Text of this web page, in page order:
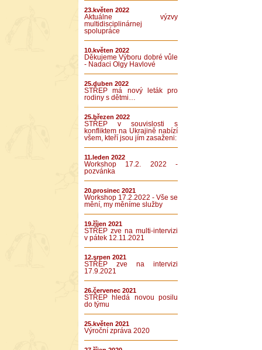
23.květen 2022
Aktuálne výzvy
multidisciplinárnej
spolupráce
10.květen 2022
Děkujeme Výboru dobré vůle
- Nadaci Olgy Havlové
25.duben 2022
STŘEP má nový leták pro
rodiny s dětmi…
25.březen 2022
STŘEP v souvislosti s
konfliktem na Ukrajině nabízí
všem, kteří jsou jím zasaženi:
11.leden 2022
Workshop 17.2. 2022 -
pozvánka
20.prosinec 2021
Workshop 17.2.2022 - Vše se
mění, my měníme služby
19.říjen 2021
STŘEP zve na multi-intervizi
v pátek 12.11.2021
12.srpen 2021
STŘEP zve na intervizi
17.9.2021
26.červenec 2021
STŘEP hledá novou posilu
do týmu
25.květen 2021
Výroční zpráva 2020